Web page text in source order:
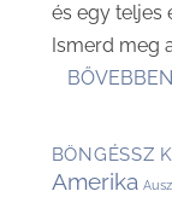
és egy teljes
Ismerd meg
BÖNGÉSSZ
Amerika